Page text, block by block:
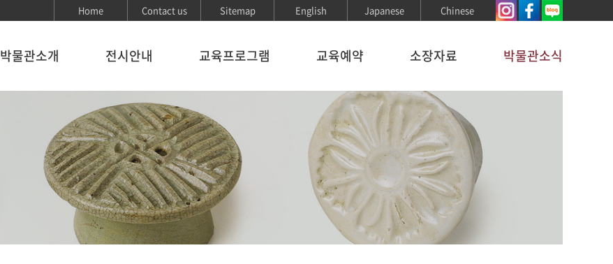
Home Contact us Sitemap English Japanese Chinese
박물관소개 전시안내 교육프로그램 교육예약 소장자료 박물관소식